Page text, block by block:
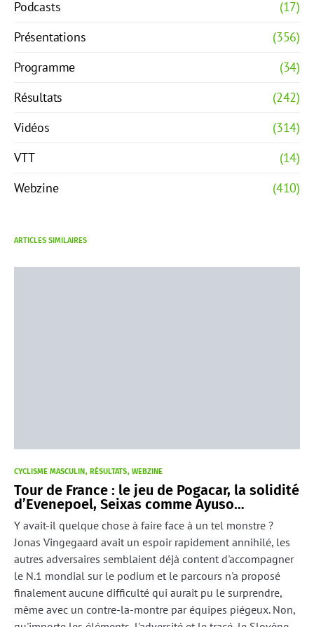
Podcasts
(17)
Présentations
(356)
Programme
(34)
Résultats
(242)
Vidéos
(314)
VTT
(14)
Webzine
(410)
ARTICLES SIMILAIRES
CYCLISME MASCULIN RÉSULTATS WEBZINE
Tour de France : le jeu de Pogacar, la solidité
d’Evenepoel, Seixas comme Ayuso…
Y avait-il quelque chose à faire face à un tel monstre ?
Jonas Vingegaard avait un espoir rapidement annihilé, les
autres adversaires semblaient déjà content d'accompagner
le N.1 mondial sur le podium et le parcours n'a proposé
finalement aucune difficulté qui aurait pu le surprendre,
même avec un contre-la-montre par équipes piégeux. Non,